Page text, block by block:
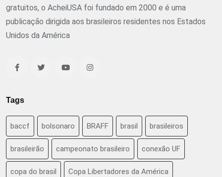
gratuitos, o AcheiUSA foi fundado em 2000 e é uma
publicação dirigida aos brasileiros residentes nos Estados
Unidos da América
Tags
baccf bolsonaro BRAFF brasil brasileiros
brasileirão campeonato brasileiro conexão UF
copa do brasil Copa Libertadores da América